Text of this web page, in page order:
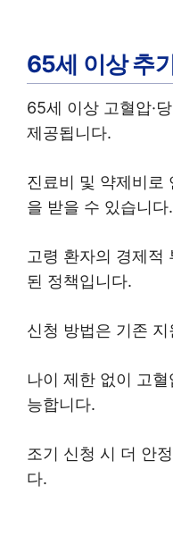
65세 이상 추
65세 이상 고혈압·
제공됩니다.
진료비 및 약제비로
을 받을 수 있습니다.
고령 환자의 경제적
된 정책입니다.
신청 방법은 기존
나이 제한 없이 고
능합니다.
조기 신청 시 더 안
다.